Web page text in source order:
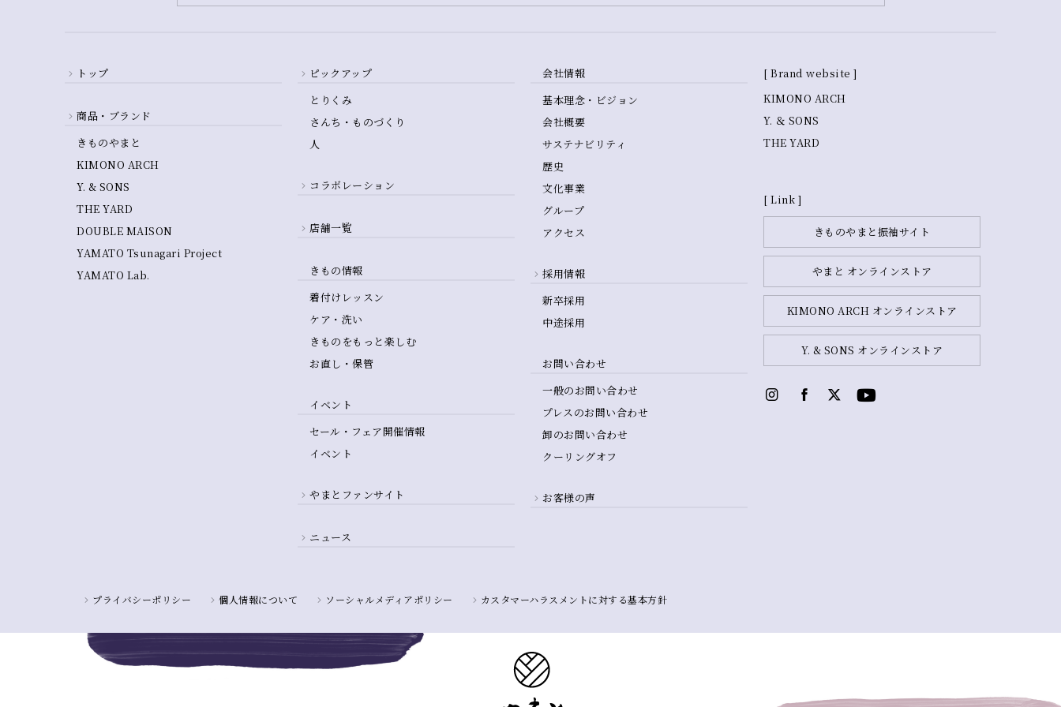
トップ
商品・ブランド
きものやまと
KIMONO ARCH
Y. & SONS
THE YARD
DOUBLE MAISON
YAMATO Tsunagari Project
YAMATO Lab.
ピックアップ
とりくみ
さんち・ものづくり
人
コラボレーション
店舗一覧
きもの情報
着付けレッスン
ケア・洗い
きものをもっと楽しむ
お直し・保管
イベント
セール・フェア開催情報
イベント
やまとファンサイト
ニュース
会社情報
基本理念・ビジョン
会社概要
サステナビリティ
歴史
文化事業
グループ
アクセス
採用情報
新卒採用
中途採用
お問い合わせ
一般のお問い合わせ
プレスのお問い合わせ
卸のお問い合わせ
クーリングオフ
お客様の声
プライバシーポリシー 個人情報について ソーシャルメディアポリシー カスタマーハラスメントに対する基本方針
[ Brand website ]
KIMONO ARCH
Y. ＆ SONS
THE YARD
[ Link ]
きものやまと振袖サイト
やまと オンラインストア
KIMONO ARCH オンラインストア
Y. & SONS オンラインストア